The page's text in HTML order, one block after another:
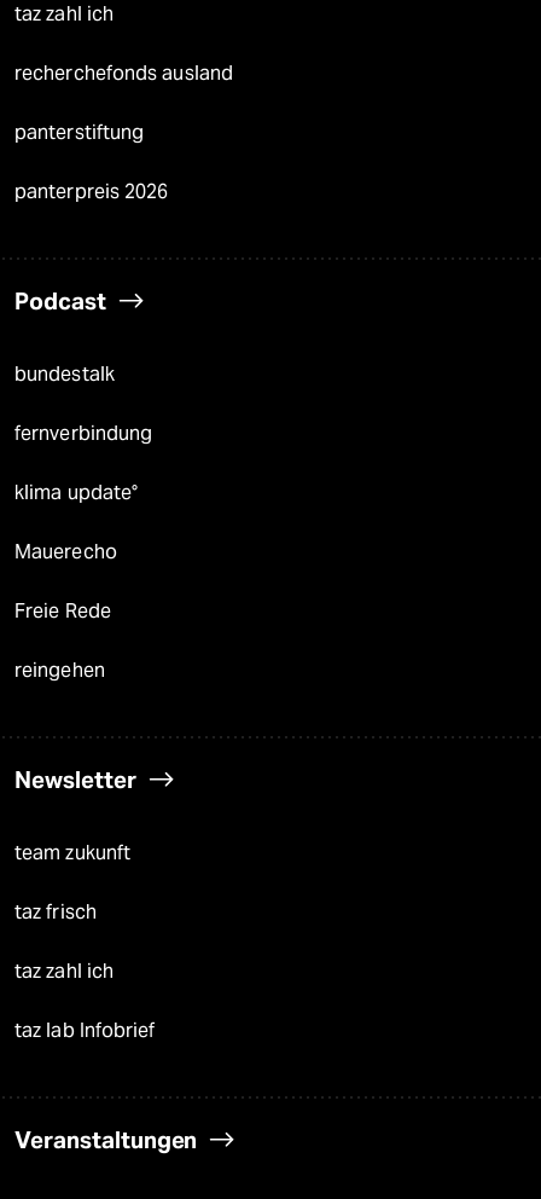
taz zahl ich
recherchefonds ausland
panterstiftung
panterpreis 2026
Podcast
bundestalk
fernverbindung
klima update°
Mauerecho
Freie Rede
reingehen
Newsletter
team zukunft
taz frisch
taz zahl ich
taz lab Infobrief
Veranstaltungen